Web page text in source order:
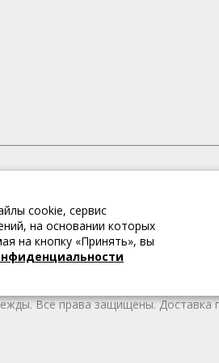
мужской, детской одежды и
Европы по привлекательным
модная одежда различных
обуви на любой сезон. Весь
Все права защищены. Доставка
cookie, сервис
на основании которых
на кнопку «Принять», вы